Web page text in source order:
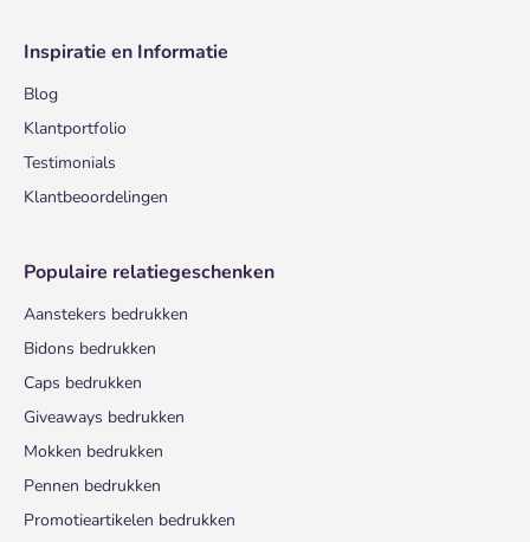
Inspiratie en Informatie
Blog
Klantportfolio
Testimonials
Klantbeoordelingen
Populaire relatiegeschenken
Aanstekers bedrukken
Bidons bedrukken
Caps bedrukken
Giveaways bedrukken
Mokken bedrukken
Pennen bedrukken
Promotieartikelen bedrukken